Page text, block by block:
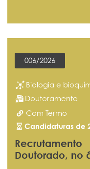
006/2026
Biologia e
Doutoramento
Com Termo
Candidaturas de
Doutorado, no